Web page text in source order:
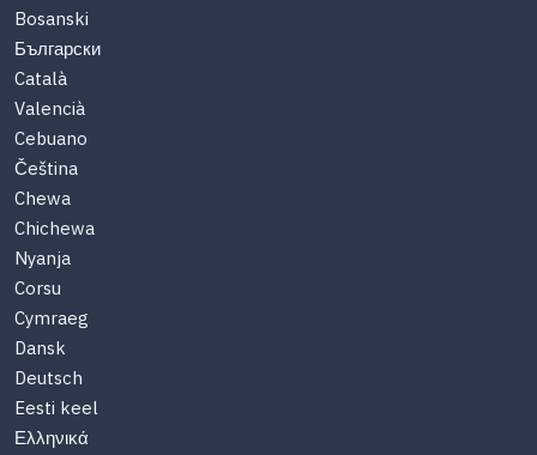
Bosanski
Български
Català
Valencià
Cebuano
Čeština
Chewa
Chichewa
Nyanja
Corsu
Cymraeg
Dansk
Deutsch
Eesti keel
Ελληνικά